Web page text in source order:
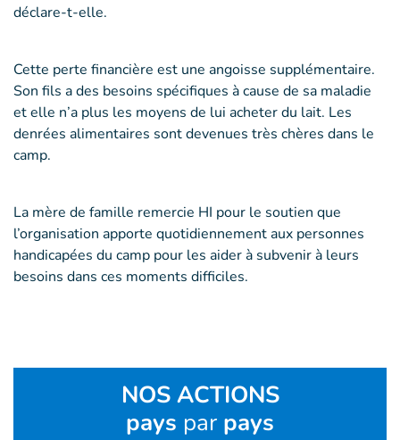
déclare-t-elle.
Cette perte financière est une angoisse supplémentaire.
Son fils a des besoins spécifiques à cause de sa maladie
et elle n’a plus les moyens de lui acheter du lait. Les
denrées alimentaires sont devenues très chères dans le
camp.
La mère de famille remercie HI pour le soutien que
l’organisation apporte quotidiennement aux personnes
handicapées du camp pour les aider à subvenir à leurs
besoins dans ces moments difficiles.
NOS ACTIONS
pays par pays